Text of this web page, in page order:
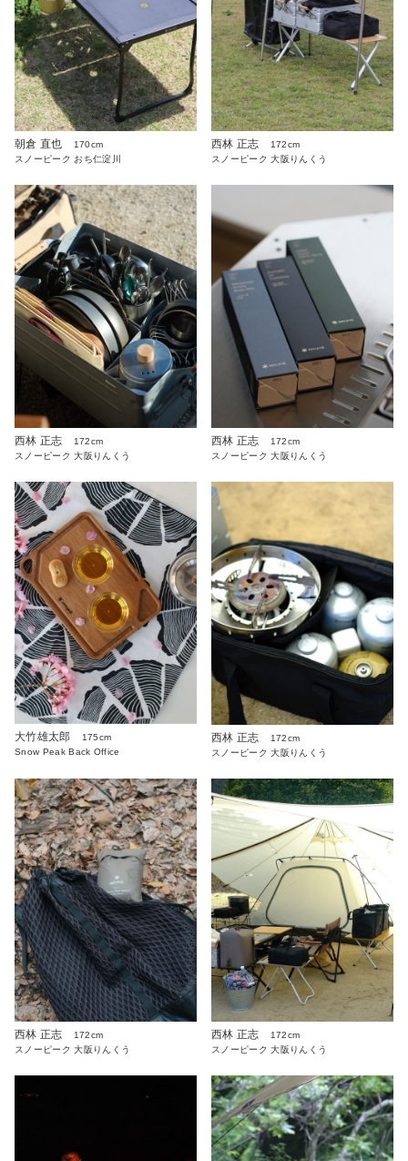
朝倉 直也
170cm
スノーピーク おち仁淀川
西林 正志
172cm
スノーピーク 大阪りんくう
西林 正志
172cm
スノーピーク 大阪りんくう
西林 正志
172cm
スノーピーク 大阪りんくう
大竹雄太郎
175cm
Snow Peak Back Office
西林 正志
172cm
スノーピーク 大阪りんくう
西林 正志
172cm
スノーピーク 大阪りんくう
西林 正志
172cm
スノーピーク 大阪りんくう